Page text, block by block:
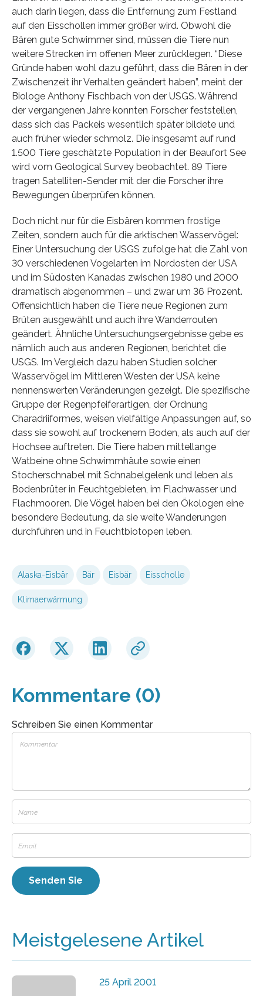
auch darin liegen, dass die Entfernung zum Festland
auf den Eisschollen immer größer wird. Obwohl die
Bären gute Schwimmer sind, müssen die Tiere nun
weitere Strecken im offenen Meer zurücklegen. “Diese
Gründe haben wohl dazu geführt, dass die Bären in der
Zwischenzeit ihr Verhalten geändert haben”, meint der
Biologe Anthony Fischbach von der USGS. Während
der vergangenen Jahre konnten Forscher feststellen,
dass sich das Packeis wesentlich später bildete und
auch früher wieder schmolz. Die insgesamt auf rund
1.500 Tiere geschätzte Population in der Beaufort See
wird vom Geological Survey beobachtet. 89 Tiere
tragen Satelliten-Sender mit der die Forscher ihre
Bewegungen überprüfen können.
Doch nicht nur für die Eisbären kommen frostige
Zeiten, sondern auch für die arktischen Wasservögel:
Einer Untersuchung der USGS zufolge hat die Zahl von
30 verschiedenen Vogelarten im Nordosten der USA
und im Südosten Kanadas zwischen 1980 und 2000
dramatisch abgenommen – und zwar um 36 Prozent.
Offensichtlich haben die Tiere neue Regionen zum
Brüten ausgewählt und auch ihre Wanderrouten
geändert. Ähnliche Untersuchungsergebnisse gebe es
nämlich auch aus anderen Regionen, berichtet die
USGS. Im Vergleich dazu haben Studien solcher
Wasservögel im Mittleren Westen der USA keine
nennenswerten Veränderungen gezeigt. Die spezifische
Gruppe der Regenpfeiferartigen, der Ordnung
Charadriiformes, weisen vielfältige Anpassungen auf, so
dass sie sowohl auf trockenem Boden, als auch auf der
Hochsee auftreten. Die Tiere haben mittellange
Watbeine ohne Schwimmhäute sowie einen
Stocherschnabel mit Schnabelgelenk und leben als
Bodenbrüter in Feuchtgebieten, im Flachwasser und
Flachmooren. Die Vögel haben bei den Ökologen eine
besondere Bedeutung, da sie weite Wanderungen
durchführen und in Feuchtbiotopen leben.
Alaska-Eisbär Bär Eisbär Eisscholle
Klimaerwärmung
Kommentare (0)
Schreiben Sie einen Kommentar
Meistgelesene Artikel
25 April 2001